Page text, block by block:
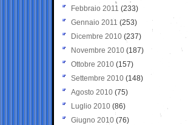
Febbraio 2011 (233)
Gennaio 2011 (253)
Dicembre 2010 (237)
Novembre 2010 (187)
Ottobre 2010 (157)
Settembre 2010 (148)
Agosto 2010 (75)
Luglio 2010 (86)
Giugno 2010 (76)